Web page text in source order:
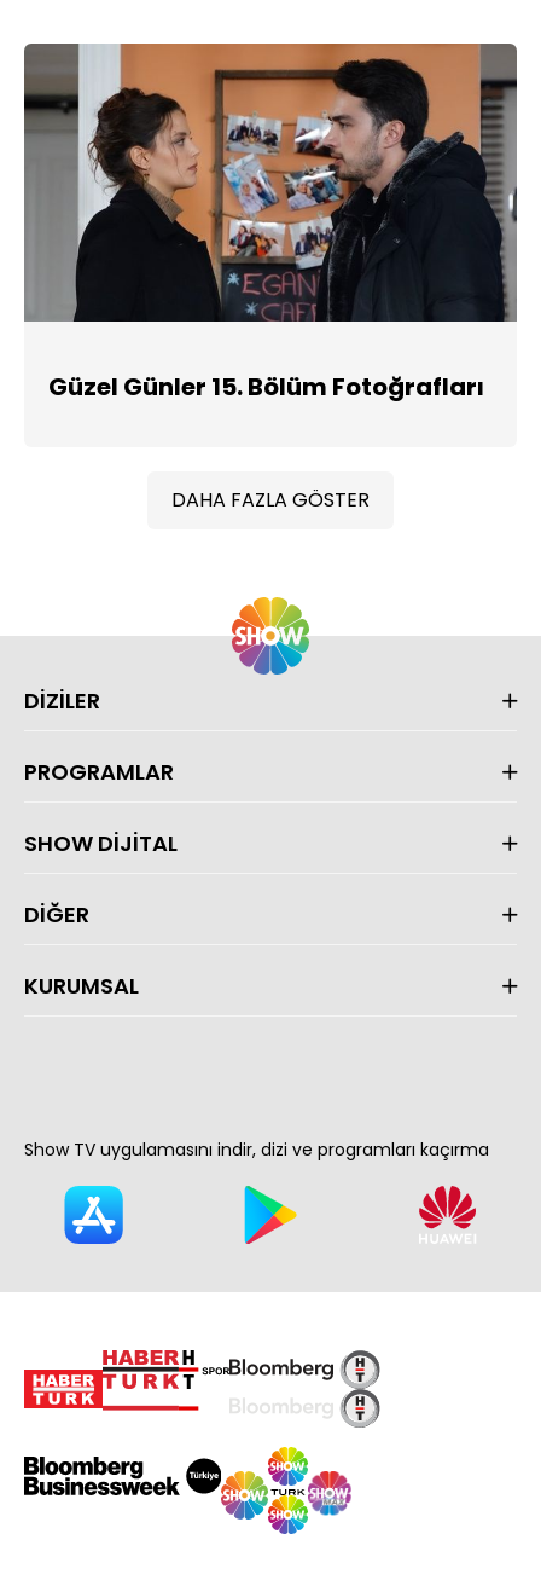
Güzel Günler 15. Bölüm Fotoğrafları
DAHA FAZLA GÖSTER
DİZİLER
PROGRAMLAR
SHOW DİJİTAL
DİĞER
KURUMSAL
Show TV uygulamasını indir, dizi ve programları kaçırma